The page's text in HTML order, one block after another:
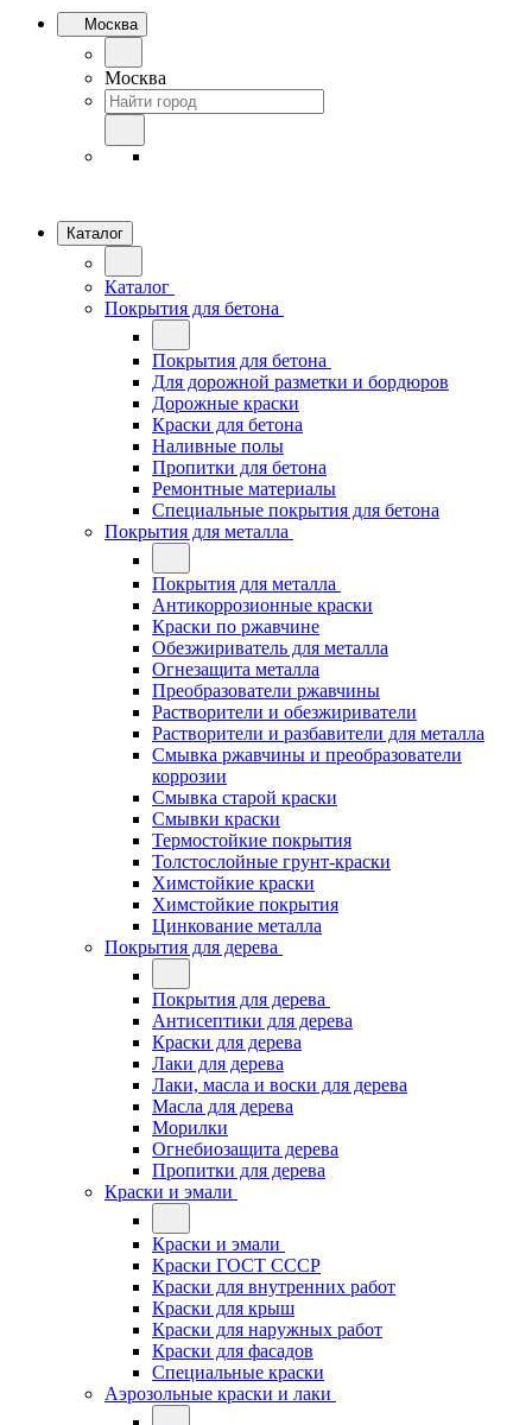
Москва
Москва
Каталог
Каталог
Покрытия для бетона
Покрытия для бетона
Для дорожной разметки и бордюров
Дорожные краски
Краски для бетона
Наливные полы
Пропитки для бетона
Ремонтные материалы
Специальные покрытия для бетона
Покрытия для металла
Покрытия для металла
Антикоррозионные краски
Краски по ржавчине
Обезжириватель для металла
Огнезащита металла
Преобразователи ржавчины
Растворители и обезжириватели
Растворители и разбавители для металла
Смывка ржавчины и преобразователи
коррозии
Смывка старой краски
Смывки краски
Термостойкие покрытия
Толстослойные грунт-краски
Химстойкие краски
Химстойкие покрытия
Цинкование металла
Покрытия для дерева
Покрытия для дерева
Антисептики для дерева
Краски для дерева
Лаки для дерева
Лаки, масла и воски для дерева
Масла для дерева
Морилки
Огнебиозащита дерева
Пропитки для дерева
Краски и эмали
Краски и эмали
Краски ГОСТ СССР
Краски для внутренних работ
Краски для крыш
Краски для наружных работ
Краски для фасадов
Специальные краски
Аэрозольные краски и лаки